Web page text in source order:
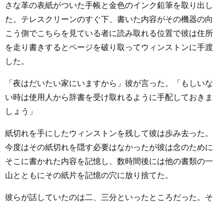
さな革の表紙がついた手帳と金色のインク鉛筆を取り出し
た。テレスクリーンのすぐ下、書いた内容がその機器の向
こう側でこちらを見ている者に読み取れる位置で彼は住所
を走り書きするとページを破り取ってウィンストンに手渡
した。
「夜はだいたい家にいますから」彼が言った。「もしいな
い時は使用人から辞書を受け取れるように手配しておきま
しょう」
紙切れを手にしたウィンストンを残して彼は歩み去った。
今度はその紙切れを隠す必要はなかったが彼は念のために
そこに書かれた内容を記憶し、数時間後には他の書類の一
山とともにその紙片を記憶の穴に放り捨てた。
彼らが話していたのは二、三分といったところだった。そ